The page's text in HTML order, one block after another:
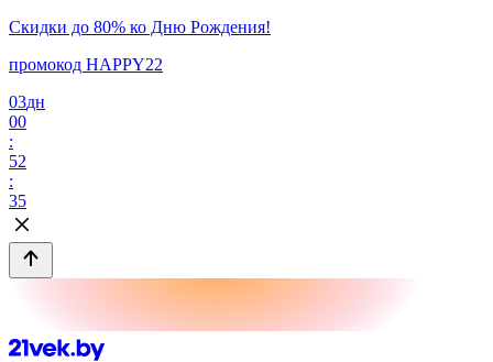
Скидки до 80% ко Дню Рождения!
промокод HAPPY22
03дн
00
:
52
:
35